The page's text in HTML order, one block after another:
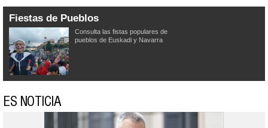
Fiestas de Pueblos
Consulta las fistas populares de
pueblos de Euskadi y Navarra
ES NOTICIA